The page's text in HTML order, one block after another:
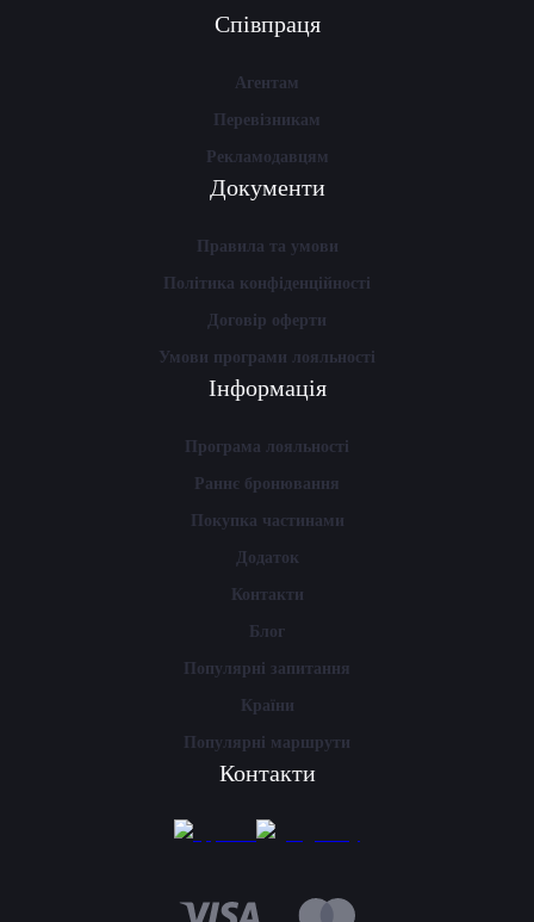
Співпраця
Агентам
Перевізникам
Рекламодавцям
Документи
Правила та умови
Політика конфіденційності
Договір оферти
Умови програми лояльності
Інформація
Програма лояльності
Раннє бронювання
Покупка частинами
Додаток
Контакти
Блог
Популярні запитання
Країни
Популярні маршрути
Контакти